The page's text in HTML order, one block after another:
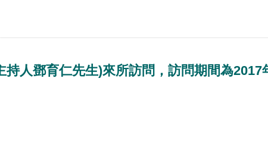
人鄧育仁先生)來所訪問，訪問期間為2017